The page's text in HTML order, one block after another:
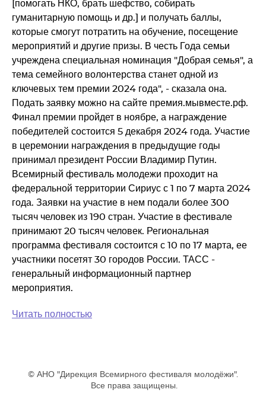
[помогать НКО, брать шефство, собирать
гуманитарную помощь и др.] и получать баллы,
которые смогут потратить на обучение, посещение
мероприятий и другие призы. В честь Года семьи
учреждена специальная номинация "Добрая семья", а
тема семейного волонтерства станет одной из
ключевых тем премии 2024 года", - сказала она.
Подать заявку можно на сайте премия.мывместе.рф.
Финал премии пройдет в ноябре, а награждение
победителей состоится 5 декабря 2024 года. Участие
в церемонии награждения в предыдущие годы
принимал президент России Владимир Путин.
Всемирный фестиваль молодежи проходит на
федеральной территории Сириус с 1 по 7 марта 2024
года. Заявки на участие в нем подали более 300
тысяч человек из 190 стран. Участие в фестивале
принимают 20 тысяч человек. Региональная
программа фестиваля состоится с 10 по 17 марта, ее
участники посетят 30 городов России. ТАСС -
генеральный информационный партнер
мероприятия.
Читать полностью
© АНО "Дирекция Всемирного фестиваля молодёжи".
Все права защищены.